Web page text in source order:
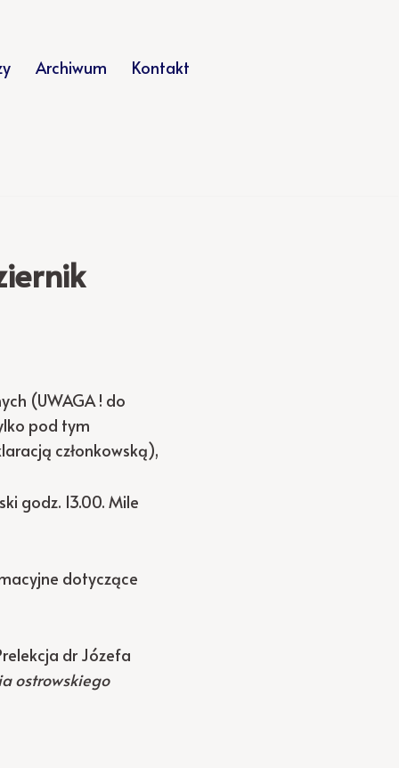
Archiwum Kontakt
(UWAGA ! do
pod tym
członkowską),
godz. 13.00. Mile
dotyczące
dr Józefa
ostrowskiego